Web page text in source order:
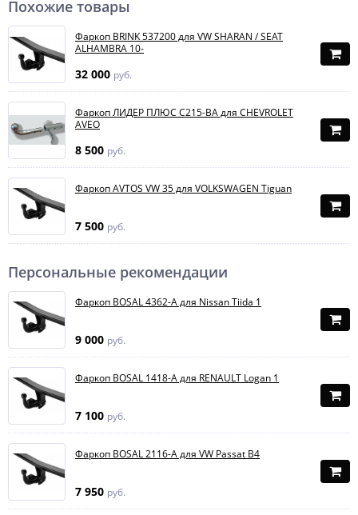
Похожие товары
Фаркоп BRINK 537200 для VW SHARAN / SEAT
ALHAMBRA 10-
32 000 руб.
Фаркоп ЛИДЕР ПЛЮС C215-BA для CHEVROLET
AVEO
8 500 руб.
Фаркоп AVTOS VW 35 для VOLKSWAGEN Tiguan
7 500 руб.
Персональные рекомендации
Фаркоп BOSAL 4362-A для Nissan Tiida 1
9 000 руб.
Фаркоп BOSAL 1418-A для RENAULT Logan 1
7 100 руб.
Фаркоп BOSAL 2116-A для VW Passat B4
7 950 руб.